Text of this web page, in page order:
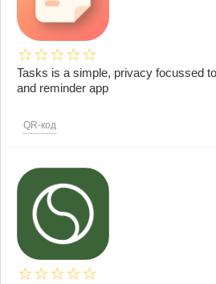
Tasks is a simple, privacy focussed
and reminder app
QR-код